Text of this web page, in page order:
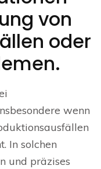
von
oder
wenn
In solchen
und präzises